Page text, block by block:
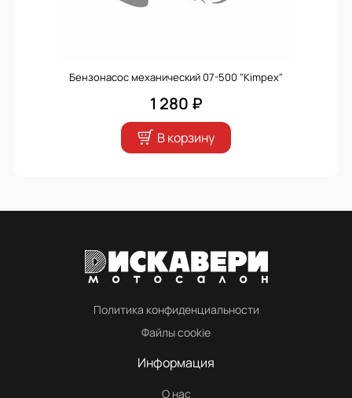
Бензонасос механический 07-500 "Kimpex"
1 280 ₽
В корзину
Политика конфиденциальности
Файлы cookie
Информация
О нас